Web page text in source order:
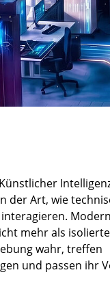
der Art, wie
mehr als isolierte
wahr, treffen
und passen ihr